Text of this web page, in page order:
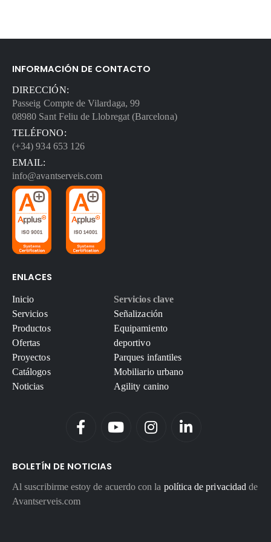
INFORMACIÓN DE CONTACTO
DIRECCIÓN:
Passeig Compte de Vilardaga, 99
08980 Sant Feliu de Llobregat (Barcelona)
TELÉFONO:
(+34) 934 653 126
EMAIL:
info@avantserveis.com
ENLACES
Inicio
Servicios
Productos
Ofertas
Proyectos
Catálogos
Noticias
Servicios clave
Señalización
Equipamiento
deportivo
Parques infantiles
Mobiliario urbano
Agility canino
BOLETÍN DE NOTICIAS
Al suscribirme estoy de acuerdo con la política de privacidad de
Avantserveis.com